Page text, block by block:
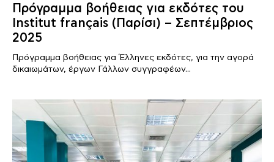
Πρόγραμμα βοήθειας για εκδότες του
Institut français (Παρίσι) – Σεπτέμβριος
2025
Πρόγραμμα βοήθειας για Έλληνες εκδότες, για την αγορά
δικαιωμάτων, έργων Γάλλων συγγραφέων...